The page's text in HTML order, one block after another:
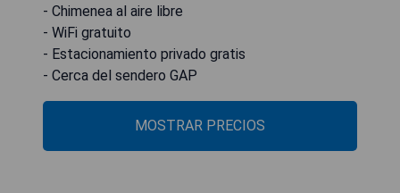
- Chimenea al aire libre
- WiFi gratuito
- Estacionamiento privado gratis
- Cerca del sendero GAP
MOSTRAR PRECIOS